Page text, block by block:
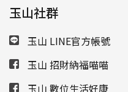
玉山社群
玉山 LINE官方帳號
玉山 招財納福喵喵
玉山 數位生活好康